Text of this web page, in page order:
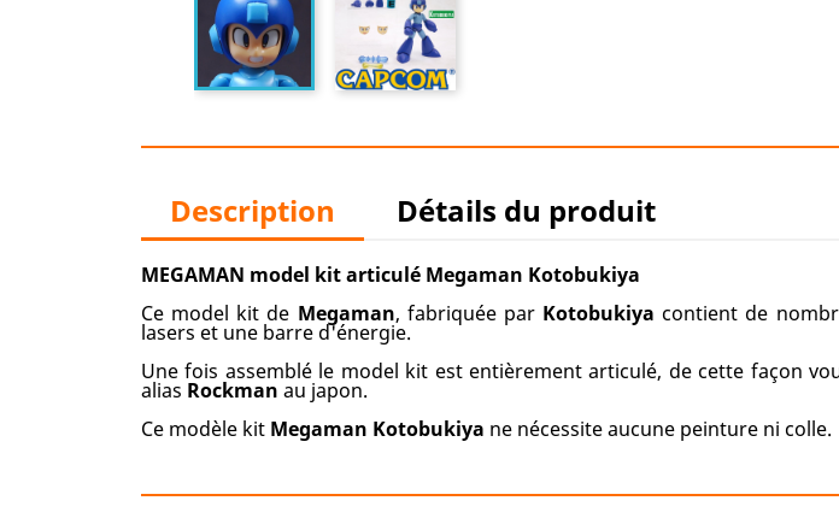
Description Détails du produit
MEGAMAN model kit articulé Megaman Kotobukiya
Ce model kit de Megaman, fabriquée parKotobukiya contient de
lasers et une barre d'énergie.
Une fois assemblé le model kit est entièrement articulé, de cette façon
alias Rockman au japon.
Ce modèle kit Megaman Kotobukiya ne nécessite aucune peinture ni colle.